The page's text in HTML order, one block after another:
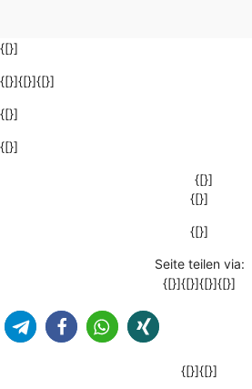
{[}]
{[}]{[}]{[}]
{[}]
{[}]
{[}]
{[}]
{[}]
Seite teilen via:
{[}]{[}]{[}]{[}]
{[}]{[}]